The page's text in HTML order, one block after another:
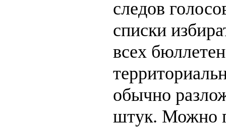
следов
списки
всех
обычно
штук. Можно